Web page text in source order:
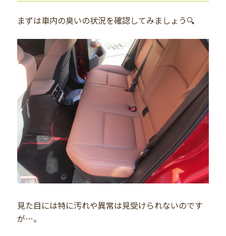
まずは車内の臭いの状況を確認してみましょう🔍
見た目には特に汚れや異常は見受けられないのです
が…。